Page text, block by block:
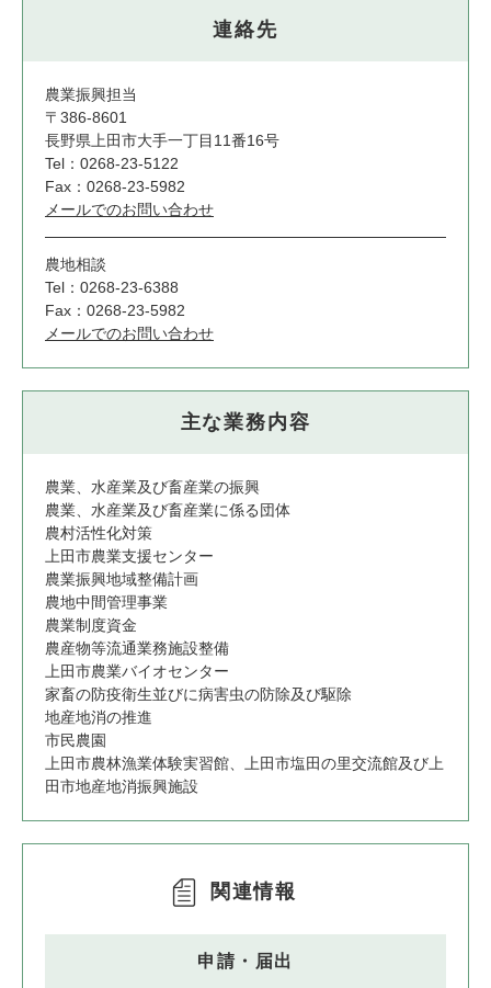
連絡先
農業振興担当
〒386-8601
長野県上田市大手一丁目11番16号
Tel：0268-23-5122
Fax：0268-23-5982
メールでのお問い合わせ
農地相談
Tel：0268-23-6388
Fax：0268-23-5982
メールでのお問い合わせ
主な業務内容
農業、水産業及び畜産業の振興
農業、水産業及び畜産業に係る団体
農村活性化対策
上田市農業支援センター
農業振興地域整備計画
農地中間管理事業
農業制度資金
農産物等流通業務施設整備
上田市農業バイオセンター
家畜の防疫衛生並びに病害虫の防除及び駆除
地産地消の推進
市民農園
上田市農林漁業体験実習館、上田市塩田の里交流館及び上
田市地産地消振興施設
関連情報
申請・届出